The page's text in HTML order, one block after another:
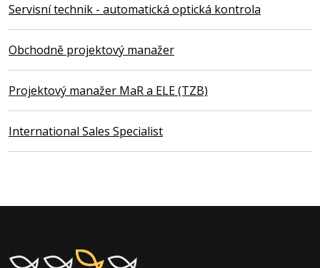
Servisní technik - automatická optická kontrola
Obchodně projektový manažer
Projektový manažer MaR a ELE (TZB)
International Sales Specialist